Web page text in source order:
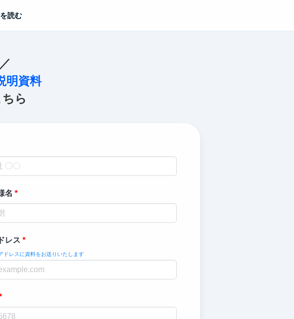
読む
明資料
ら
名
レス
ドレスに資料をお送りいたします